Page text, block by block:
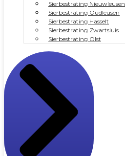
Sierbestrating Nieuwleusen
Sierbestrating Oudleusen
Sierbestrating Hasselt
Sierbestrating Zwartsluis
Sierbestrating Olst